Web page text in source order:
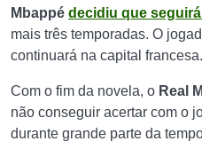
Mbappé decidiu que
mais três temporadas. O
continuará na capital francesa.
Com o fim da novela, o Real
não conseguir acertar com o
durante grande parte da